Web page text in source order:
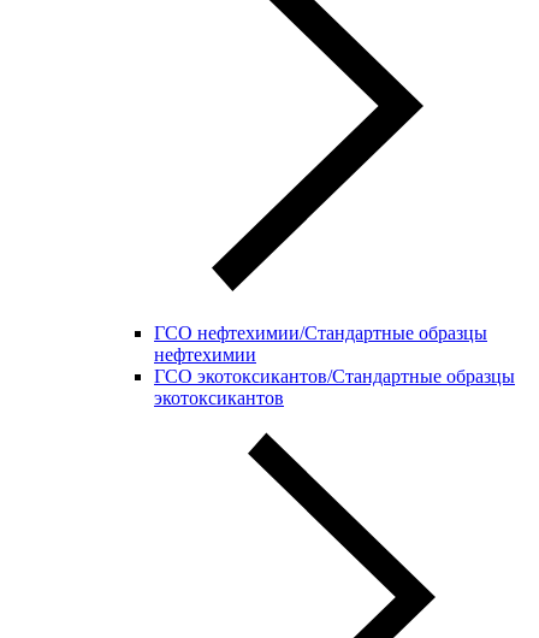
ГСО нефтехимии/Стандартные образцы
нефтехимии
ГСО экотоксикантов/Стандартные образцы
экотоксикантов